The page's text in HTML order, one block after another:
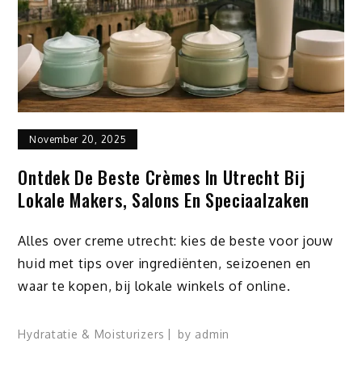
November 20, 2025
Ontdek De Beste Crèmes In Utrecht Bij
Lokale Makers, Salons En Speciaalzaken
Alles over creme utrecht: kies de beste voor jouw
huid met tips over ingrediënten, seizoenen en
waar te kopen, bij lokale winkels of online.
Hydratatie & Moisturizers by admin